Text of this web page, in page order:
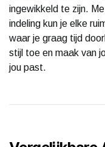
ingewikkeld te zijn.
indeling kun je elke
waar je graag tijd
stijl toe en maak van
jou past.